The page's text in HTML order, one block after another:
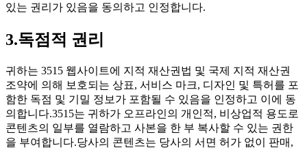
있는 권리가 있음을 동의하고 인정합니다.
3.독점적 권리
귀하는 3515 웹사이트에 지적 재산권법 및 국제 지적 재산권
조약에 의해 보호되는 상표, 서비스 마크, 디자인 및 특허를 포
함한 독점 및 기밀 정보가 포함될 수 있음을 인정하고 이에 동
의합니다.3515는 귀하가 오프라인의 개인적, 비상업적 용도로
콘텐츠의 일부를 열람하고 사본을 한 부 복사할 수 있는 권한
을 부여합니다.당사의 콘텐츠는 당사의 서면 허가 없이 판매,